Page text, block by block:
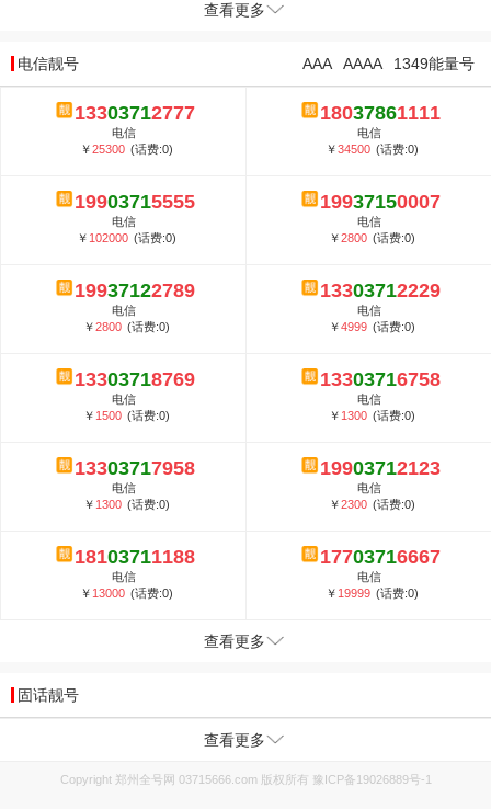
查看更多
电信靓号 1349能量号
AAAA
AAA
13303712777
电信
￥25300 (话费:0)
18037861111
电信
￥34500 (话费:0)
19903715555
电信
￥ 102000 (话费:0)
19937150007
电信
￥2800 (话费:0)
19937122789
电信
￥2800 (话费:0)
13303712229
电信
￥4999 (话费:0)
13303718769
电信
￥ 1500 (话费:0)
13303716758
电信
￥ 1300 (话费:0)
13303717958
电信
￥ 1300 (话费:0)
19903712123
电信
￥2300 (话费:0)
18103711188
电信
￥ 13000 (话费:0)
17703716667
电信
￥ 19999 (话费:0)
查看更多
固话靓号
查看更多
Copyright 郑州全号网 03715666.com 版权所有 豫ICP备19026889号-1